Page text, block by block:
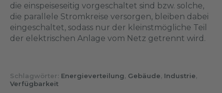
die einspeiseseitig vorgeschaltet sind bzw. solche,
die parallele Stromkreise versorgen, bleiben dabei
eingeschaltet, sodass nur der kleinstmögliche Teil
der elektrischen Anlage vom Netz getrennt wird.
Schlagwörter: Energieverteilung, Gebäude, Industrie,
Verfügbarkeit